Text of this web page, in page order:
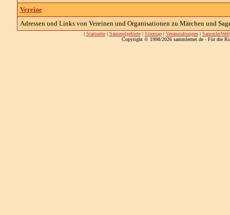
Vereine
Adressen und Links von Vereinen und Organisationen zu Märchen und
| Startseite| Sammelgebiete| Sitemap| Veranstaltungen| SammlerWelt
Copyright © 1998/2026 sammlernet.de - Für die